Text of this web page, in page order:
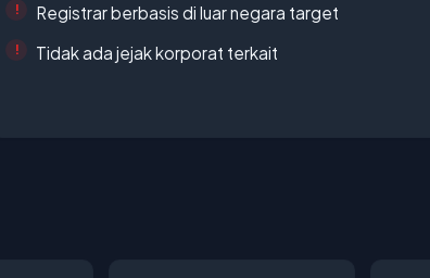
Registrar berbasis di luar negara target
Tidak ada jejak korporat terkait